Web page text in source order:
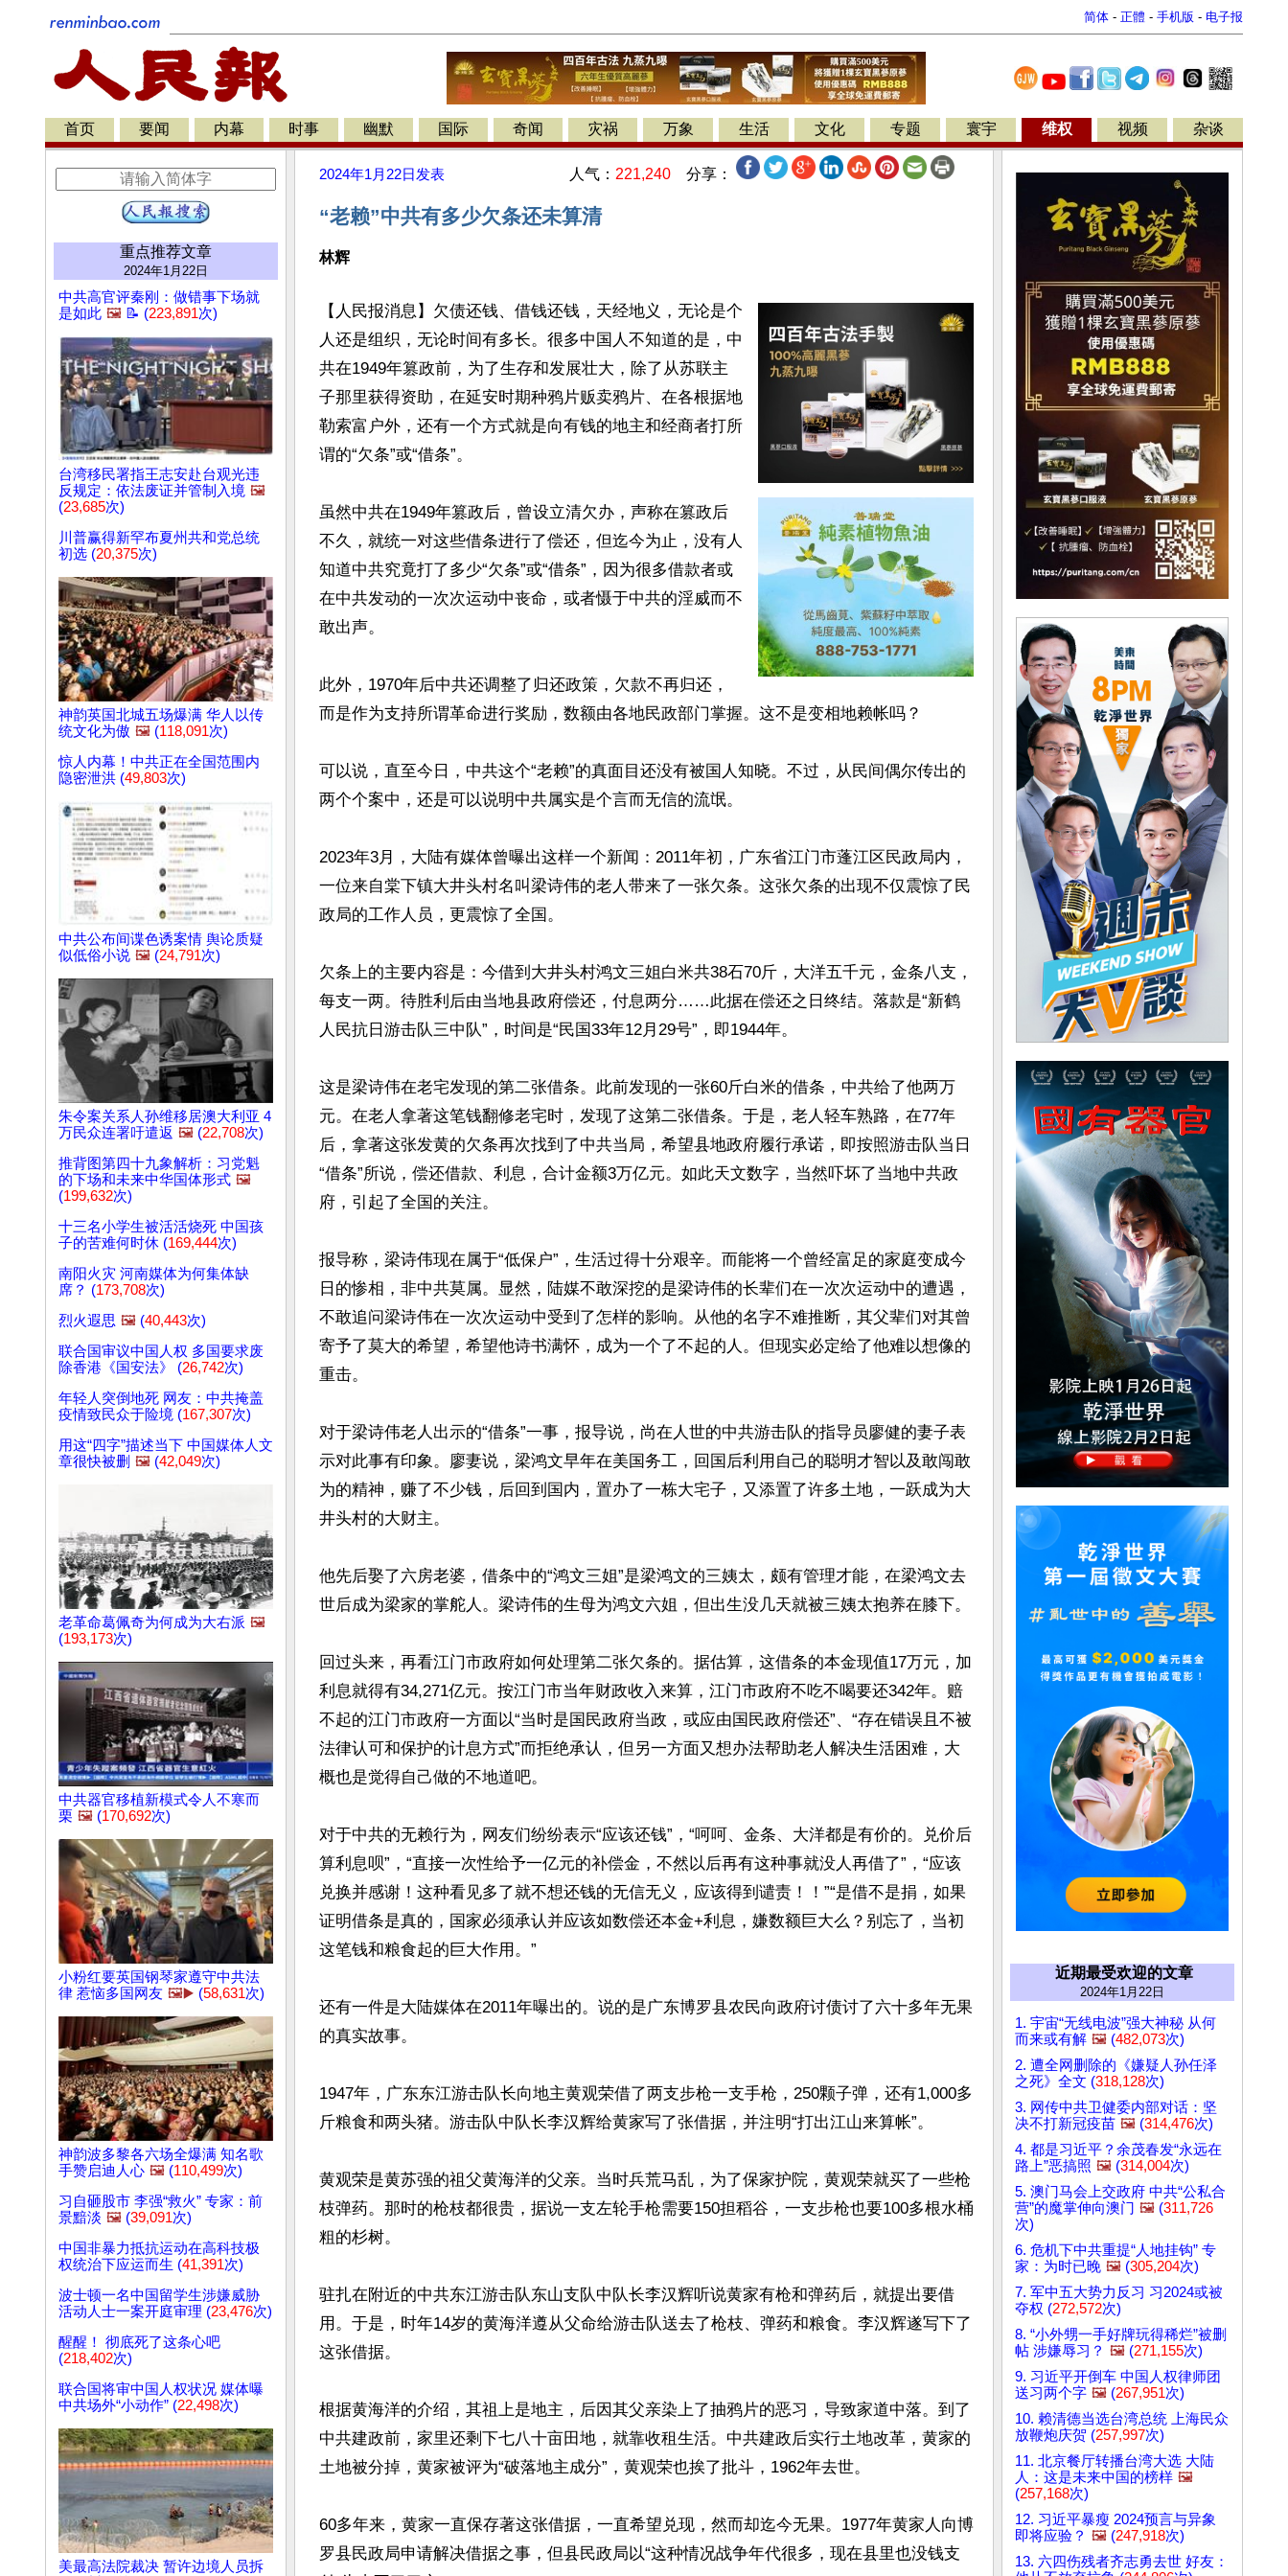
简体 - 正體 - 手机版 - 电子报
首页 要闻 内幕 时事 幽默 国际 奇闻 灾祸 万象 生活 文化 专题 寰宇 维权 视频 杂谈
重点推荐文章
2024年1月22日
中共高官评秦刚：做错事下场就
是如此 🖼️ 📝 (223,891次)
台湾移民署指王志安赴台观光违
反规定：依法废证并管制入境 🖼️
(23,685次)
川普赢得新罕布夏州共和党总统
初选 (20,375次)
神韵英国北城五场爆满 华人以传
统文化为傲 🖼️ (118,091次)
惊人内幕！中共正在全国范围内
隐密泄洪 (49,803次)
中共公布间谍色诱案情 舆论质疑
似低俗小说 🖼️ (24,791次)
朱令案关系人孙维移居澳大利亚 4
万民众连署吁遣返 🖼️ (22,708次)
推背图第四十九象解析：习党魁
的下场和未来中华国体形式 🖼️
(199,632次)
十三名小学生被活活烧死 中国孩
子的苦难何时休 (169,444次)
南阳火灾 河南媒体为何集体缺
席？ (173,708次)
烈火遐思 🖼️ (40,443次)
联合国审议中国人权 多国要求废
除香港《国安法》 (26,742次)
年轻人突倒地死 网友：中共掩盖
疫情致民众于险境 (167,307次)
用这“四字”描述当下 中国媒体人文
章很快被删 🖼️ (42,049次)
老革命葛佩奇为何成为大右派 🖼️
(193,173次)
中共器官移植新模式令人不寒而
栗 🖼️ (170,692次)
小粉红要英国钢琴家遵守中共法
律 惹恼多国网友 🖼️▶️ (58,631次)
神韵波多黎各六场全爆满 知名歌
手赞启迪人心 🖼️ (110,499次)
习自砸股市 李强“救火” 专家：前
景黯淡 🖼️ (39,091次)
中国非暴力抵抗运动在高科技极
权统治下应运而生 (41,391次)
波士顿一名中国留学生涉嫌威胁
活动人士一案开庭审理 (23,476次)
醒醒！ 彻底死了这条心吧
(218,402次)
联合国将审中国人权状况 媒体曝
中共场外“小动作” (22,498次)
美最高法院裁决 暂许边境人员拆
2024年1月22日 发表 人气： 221,240 分享：
“老赖”中共有多少欠条还未算清
林辉
【人民报消息】欠债还钱、借钱还钱，天经地义，无论是个
人还是组织，无论时间有多长。很多中国人不知道的是，中
共在1949年篡政前，为了生存和发展壮大，除了从苏联主
子那里获得资助，在延安时期种鸦片贩卖鸦片、在各根据地
勒索富户外，还有一个方式就是向有钱的地主和经商者打所
谓的“欠条”或“借条”。
虽然中共在1949年篡政后，曾设立清欠办，声称在篡政后
不久，就统一对这些借条进行了偿还，但迄今为止，没有人
知道中共究竟打了多少“欠条”或“借条”，因为很多借款者或
在中共发动的一次次运动中丧命，或者慑于中共的淫威而不
敢出声。
此外，1970年后中共还调整了归还政策，欠款不再归还，
而是作为支持所谓革命进行奖励，数额由各地民政部门掌握。这不是变相地赖帐吗？
可以说，直至今日，中共这个“老赖”的真面目还没有被国人知晓。不过，从民间偶尔传出的
两个个案中，还是可以说明中共属实是个言而无信的流氓。
2023年3月，大陆有媒体曾曝出这样一个新闻：2011年初，广东省江门市蓬江区民政局内，
一位来自棠下镇大井头村名叫梁诗伟的老人带来了一张欠条。这张欠条的出现不仅震惊了民
政局的工作人员，更震惊了全国。
欠条上的主要内容是：今借到大井头村鸿文三姐白米共38石70斤，大洋五千元，金条八支，
每支一两。待胜利后由当地县政府偿还，付息两分……此据在偿还之日终结。落款是“新鹤
人民抗日游击队三中队”，时间是“民国33年12月29号”，即1944年。
这是梁诗伟在老宅发现的第二张借条。此前发现的一张60斤白米的借条，中共给了他两万
元。在老人拿著这笔钱翻修老宅时，发现了这第二张借条。于是，老人轻车熟路，在77年
后，拿著这张发黄的欠条再次找到了中共当局，希望县地政府履行承诺，即按照游击队当日
“借条”所说，偿还借款、利息，合计金额3万亿元。如此天文数字，当然吓坏了当地中共政
府，引起了全国的关注。
报导称，梁诗伟现在属于“低保户”，生活过得十分艰辛。而能将一个曾经富足的家庭变成今
日的惨相，非中共莫属。显然，陆媒不敢深挖的是梁诗伟的长辈们在一次次运动中的遭遇，
不敢追问梁诗伟在一次次运动中受到了怎样的影响。从他的名字不难推断，其父辈们对其曾
寄予了莫大的希望，希望他诗书满怀，成为一个了不起的人。但现实必定给了他难以想像的
重击。
对于梁诗伟老人出示的“借条”一事，报导说，尚在人世的中共游击队的指导员廖健的妻子表
示对此事有印象。廖妻说，梁鸿文早年在美国务工，回国后利用自己的聪明才智以及敢闯敢
为的精神，赚了不少钱，后回到国内，置办了一栋大宅子，又添置了许多土地，一跃成为大
井头村的大财主。
他先后娶了六房老婆，借条中的“鸿文三姐”是梁鸿文的三姨太，颇有管理才能，在梁鸿文去
世后成为梁家的掌舵人。梁诗伟的生母为鸿文六姐，但出生没几天就被三姨太抱养在膝下。
回过头来，再看江门市政府如何处理第二张欠条的。据估算，这借条的本金现值17万元，加
利息就得有34,271亿元。按江门市当年财政收入来算，江门市政府不吃不喝要还342年。赔
不起的江门市政府一方面以“当时是国民政府当政，或应由国民政府偿还”、“存在错误且不被
法律认可和保护的计息方式”而拒绝承认，但另一方面又想办法帮助老人解决生活困难，大
概也是觉得自己做的不地道吧。
对于中共的无赖行为，网友们纷纷表示“应该还钱”，“呵呵、金条、大洋都是有价的。兑价后
算利息呗”，“直接一次性给予一亿元的补偿金，不然以后再有这种事就没人再借了”，“应该
兑换并感谢！这种看见多了就不想还钱的无信无义，应该得到谴责！！”“是借不是捐，如果
证明借条是真的，国家必须承认并应该如数偿还本金+利息，嫌数额巨大么？别忘了，当初
这笔钱和粮食起的巨大作用。”
还有一件是大陆媒体在2011年曝出的。说的是广东博罗县农民向政府讨债讨了六十多年无果
的真实故事。
1947年，广东东江游击队长向地主黄观荣借了两支步枪一支手枪，250颗子弹，还有1,000多
斤粮食和两头猪。游击队中队长李汉辉给黄家写了张借据，并注明“打出江山来算帐”。
黄观荣是黄苏强的祖父黄海洋的父亲。当时兵荒马乱，为了保家护院，黄观荣就买了一些枪
枝弹药。那时的枪枝都很贵，据说一支左轮手枪需要150担稻谷，一支步枪也要100多根水桶
粗的杉树。
驻扎在附近的中共东江游击队东山支队中队长李汉辉听说黄家有枪和弹药后，就提出要借
用。于是，时年14岁的黄海洋遵从父命给游击队送去了枪枝、弹药和粮食。李汉辉遂写下了
这张借据。
根据黄海洋的介绍，其祖上是地主，后因其父亲染上了抽鸦片的恶习，导致家道中落。到了
中共建政前，家里还剩下七八十亩田地，就靠收租生活。中共建政后实行土地改革，黄家的
土地被分掉，黄家被评为“破落地主成分”，黄观荣也挨了批斗，1962年去世。
60多年来，黄家一直保存著这张借据，一直希望兑现，然而却迄今无果。1977年黄家人向博
罗县民政局申请解决借据之事，但县民政局以“这种情况战争年代很多，现在县里也没钱支
近期最受欢迎的文章
2024年1月22日
1. 宇宙“无线电波”强大神秘 从何
而来或有解 🖼️ (482,073次)
2. 遭全网删除的《嫌疑人孙任泽
之死》全文 (318,128次)
3. 网传中共卫健委内部对话：坚
决不打新冠疫苗 🖼️ (314,476次)
4. 都是习近平？余茂春发“永远在
路上”恶搞照 🖼️ (314,004次)
5. 澳门马会上交政府 中共“公私合
营”的魔掌伸向澳门 🖼️ (311,726
次)
6. 危机下中共重提“人地挂钩” 专
家：为时已晚 🖼️ (305,204次)
7. 军中五大势力反习 习2024或被
夺权 (272,572次)
8. “小外甥一手好牌玩得稀烂”被删
帖 涉嫌辱习？ 🖼️ (271,155次)
9. 习近平开倒车 中国人权律师团
送习两个字 🖼️ (267,951次)
10. 赖清德当选台湾总统 上海民众
放鞭炮庆贺 (257,997次)
11. 北京餐厅转播台湾大选 大陆
人：这是未来中国的榜样 🖼️
(257,168次)
12. 习近平暴瘦 2024预言与异象
即将应验？ 🖼️ (247,918次)
13. 六四伤残者齐志勇去世 好友：